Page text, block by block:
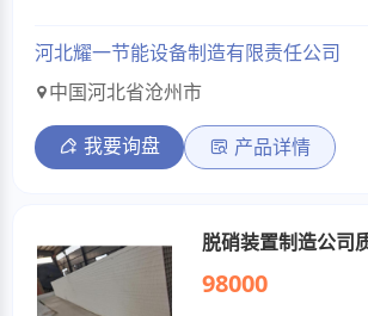
河北耀一节能设备制造有限责任公司
中国河北省沧州市
我要询盘 产品详情
脱硝装置制造公司
98000